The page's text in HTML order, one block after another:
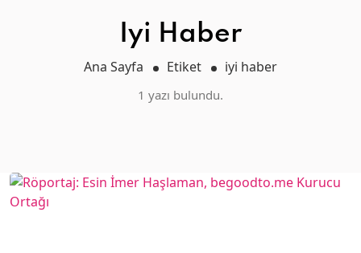
Iyi Haber
Ana Sayfa Etiket iyi haber
1 yazı bulundu.